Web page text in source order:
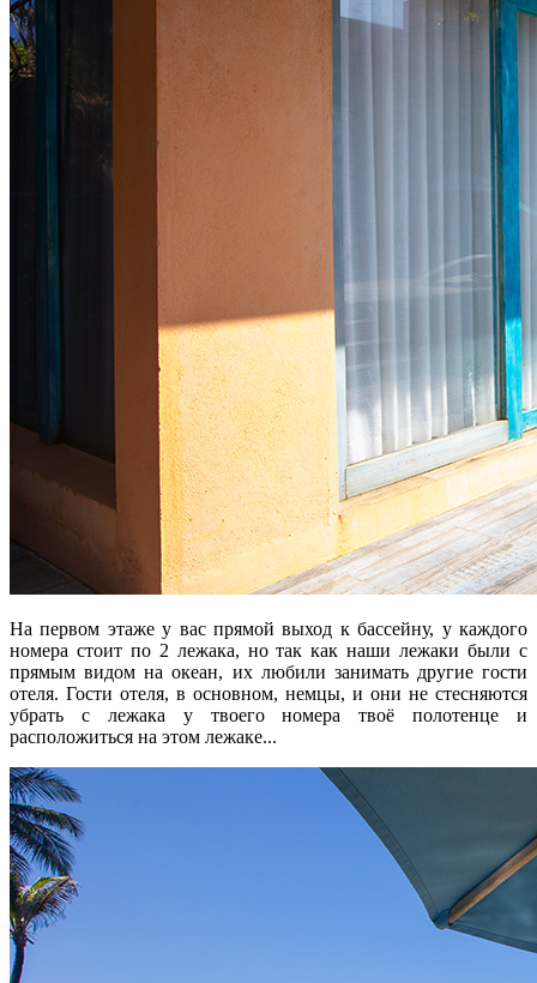
На первом этаже у вас прямой выход к бассейну, у каждого
номера стоит по 2 лежака, но так как наши лежаки были с
прямым видом на океан, их любили занимать другие гости
отеля. Гости отеля, в основном, немцы, и они не стесняются
убрать с лежака у твоего номера твоё полотенце и
расположиться на этом лежаке...